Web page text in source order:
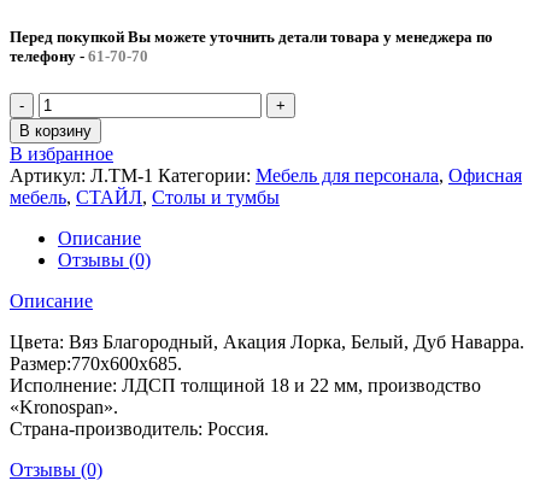
Перед покупкой Вы можете уточнить детали товара у менеджера по
телефону - 61-70-70
В корзину
В избранное
Артикул: Л.ТМ-1 Категории: Мебель для персонала, Офисная
мебель, СТАЙЛ, Столы и тумбы
Описание
Отзывы (0)
Описание
Цвета: Вяз Благородный, Акация Лорка, Белый, Дуб Наварра.
Размер:770х600х685.
Исполнение: ЛДСП толщиной 18 и 22 мм, производство
«Kronospan».
Страна-производитель: Россия.
Отзывы (0)